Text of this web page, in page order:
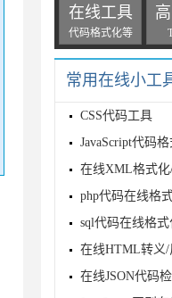
在线工具
代码格式化等
常用在线小工
CSS代码工具
JavaScript代码
在线XML格式
php代码在线格
sql代码在线格
在线HTML转义/
在线JSON代码